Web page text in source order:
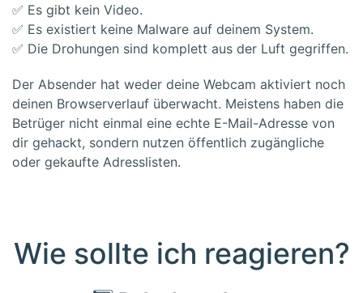
✅ Es gibt kein Video.
✅ Es existiert keine Malware auf deinem System.
✅ Die Drohungen sind komplett aus der Luft gegriffen.
Der Absender hat weder deine Webcam aktiviert noch
deinen Browserverlauf überwacht. Meistens haben die
Betrüger nicht einmal eine echte E-Mail-Adresse von
dir gehackt, sondern nutzen öffentlich zugängliche
oder gekaufte Adresslisten.
Wie sollte ich reagieren?